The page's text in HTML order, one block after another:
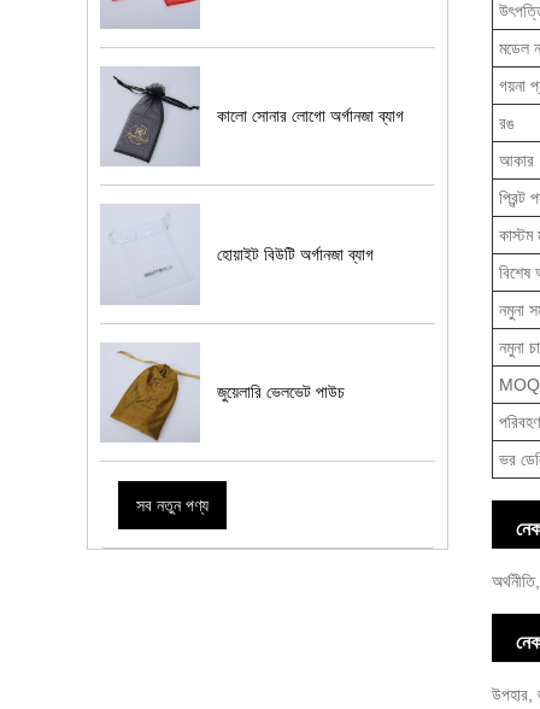
কালো সোনার লোগো অর্গানজা ব্যাগ
হোয়াইট বিউটি অর্গানজা ব্যাগ
জুয়েলারি ভেলভেট পাউচ
সব নতুন পণ্য
মডেল
গয়না
রঙ
আকার
প্রিন্ট
কাস্টম
নমুনা
নমুনা
MOQ
ভর
উপহার,